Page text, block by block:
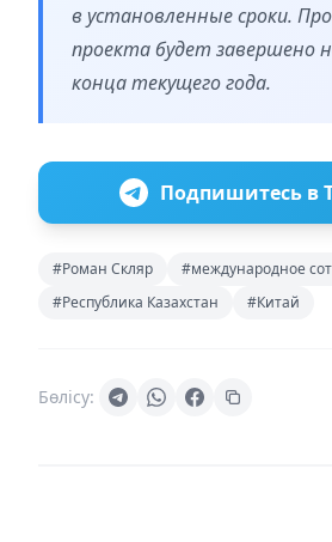
в установленные сроки.
проекта будет завершено
конца текущего года.
Подпишитесь в
#Роман Скляр
#международное
#Республика Казахстан
#Китай
Бөлісу: